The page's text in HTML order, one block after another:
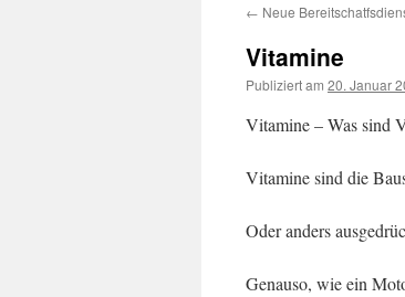
springen
← Neue
Vitamine
Publiziert am 20. Januar
Vitamine – Was sind
Vitamine sind die
Oder anders
Genauso, wie ein